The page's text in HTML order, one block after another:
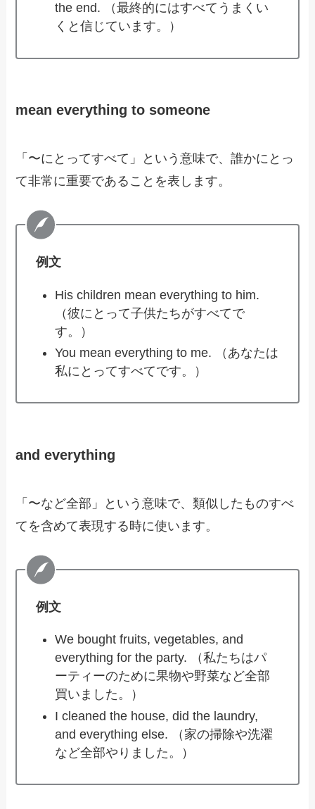
the end. （最終的にはすべてうまくい
くと信じています。）
mean everything to someone
「〜にとってすべて」という意味で、誰かにとっ
て非常に重要であることを表します。
例文
His children mean everything to him.
（彼にとって子供たちがすべてで
す。）
You mean everything to me. （あなたは
私にとってすべてです。）
and everything
「〜など全部」という意味で、類似したものすべ
てを含めて表現する時に使います。
例文
We bought fruits, vegetables, and
everything for the party. （私たちはパ
ーティーのために果物や野菜など全部
買いました。）
I cleaned the house, did the laundry,
and everything else. （家の掃除や洗濯
など全部やりました。）